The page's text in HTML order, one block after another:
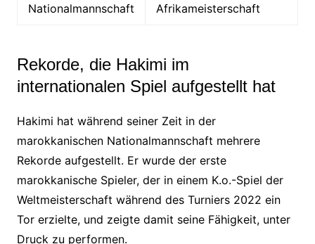
Nationalmannschaft
Afrikameisterschaft
Rekorde, die Hakimi im
internationalen Spiel aufgestellt hat
Hakimi hat während seiner Zeit in der
marokkanischen Nationalmannschaft mehrere
Rekorde aufgestellt. Er wurde der erste
marokkanische Spieler, der in einem K.o.-Spiel der
Weltmeisterschaft während des Turniers 2022 ein
Tor erzielte, und zeigte damit seine Fähigkeit, unter
Druck zu performen.